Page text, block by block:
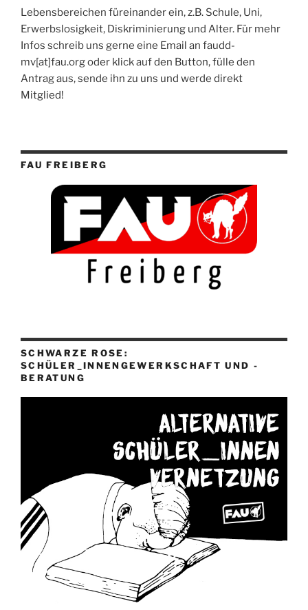
Lebensbereichen füreinander ein, z.B. Schule, Uni,
Erwerbslosigkeit, Diskriminierung und Alter. Für mehr
Infos schreib uns gerne eine Email an faudd-
mv[at]fau.org oder klick auf den Button, fülle den
Antrag aus, sende ihn zu uns und werde direkt
Mitglied!
FAU FREIBERG
SCHWARZE ROSE:
SCHÜLER_INNENGEWERKSCHAFT UND -
BERATUNG